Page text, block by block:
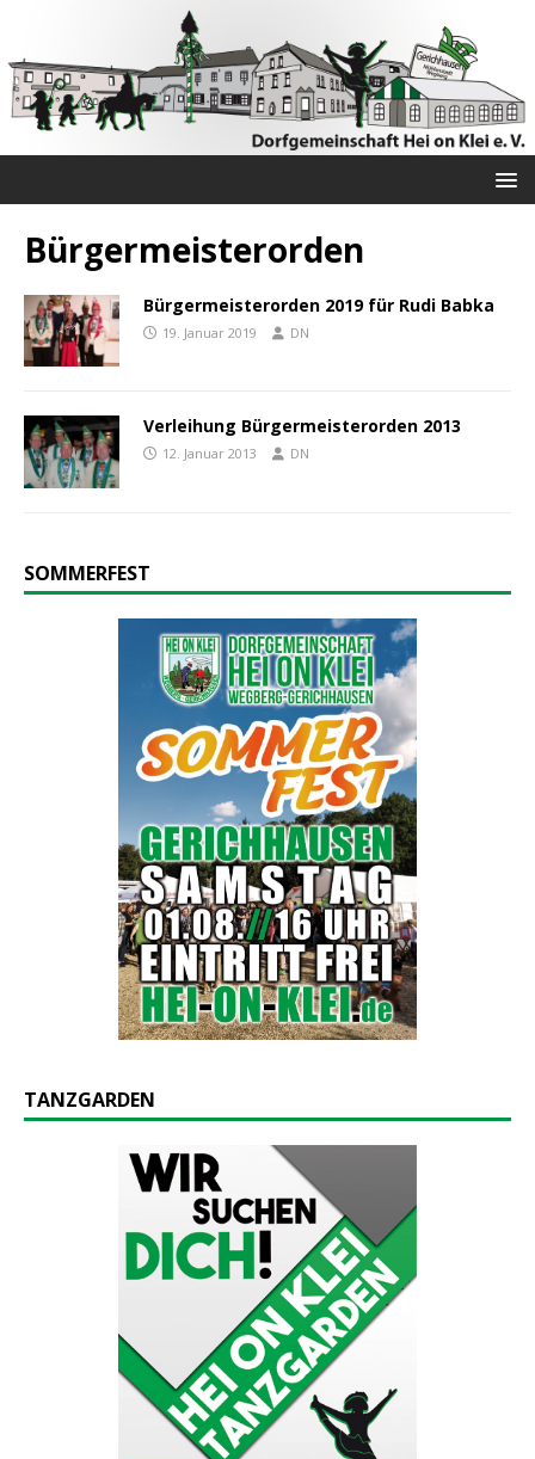
Bürgermeisterorden
Bürgermeisterorden 2019 für Rudi Babka
19. Januar 2019 DN
Verleihung Bürgermeisterorden 2013
12. Januar 2013 DN
SOMMERFEST
TANZGARDEN